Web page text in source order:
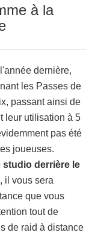
à la
dernière,
les Passes de
passant ainsi de
leur utilisation à 5
pas été
joueuses.
studio derrière le
il vous sera
que vous
tout de
de raid à distance